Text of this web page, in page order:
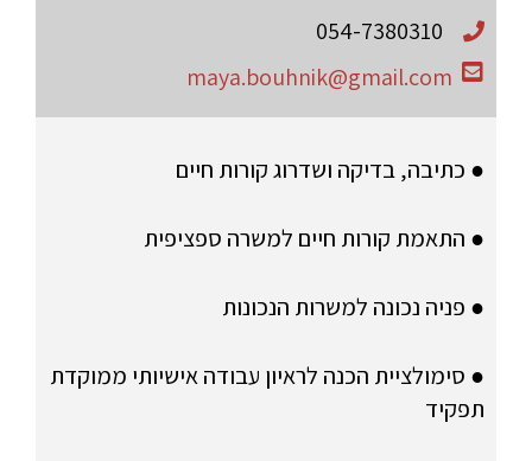
054-7380310
maya.bouhnik@gmail.com
● כתיבה, בדיקה ושדרוג קורות חיים
● התאמת קורות חיים למשרה ספציפית
● פניה נכונה למשרות הנכונות
● סימולציית הכנה לראיון עבודה אישיותי ממוקדת
תפקיד